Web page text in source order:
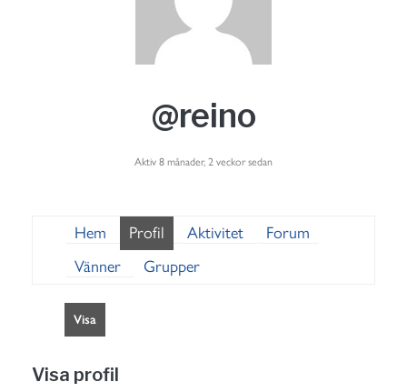
@reino
Aktiv 8 månader, 2 veckor sedan
Hem Profil Aktivitet
Forum
Vänner
Grupper
Visa
Visa profil